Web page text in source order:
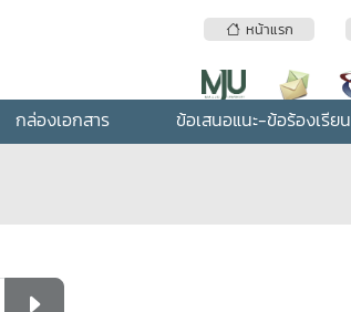
หน้าแรก
กล่องเอกสาร ข้อเสนอแนะ-ข้อร้องเรียน